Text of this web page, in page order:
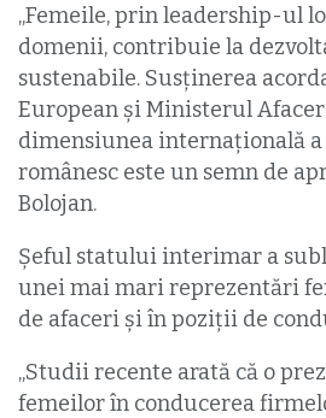
„Femeile, prin leadership-ul
domenii, contribuie la
sustenabile. Susţinerea
European şi Ministerul
dimensiunea internaţională
românesc este un semn de
Bolojan.
Şeful statului interimar a
unei mai mari reprezentări
de afaceri şi în poziţii de
„Studii recente arată că o
femeilor în conducerea